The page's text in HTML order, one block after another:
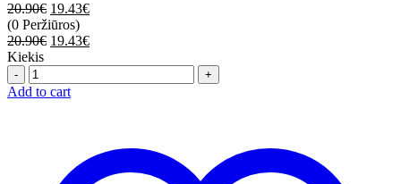
20.90€ 19.43€
(0 Peržiūros)
20.90€ 19.43€
Kiekis
Quantity
Add to cart